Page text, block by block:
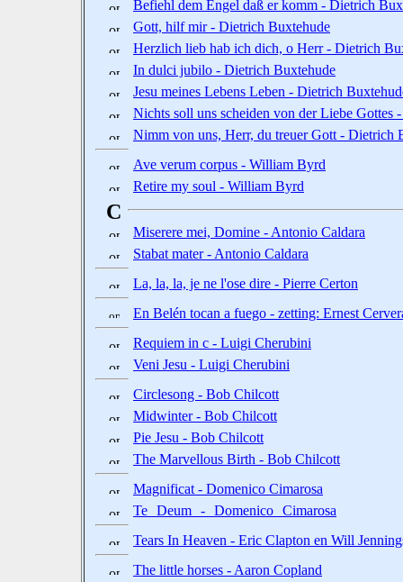
Befiehl dem Engel daß er komm - Dietrich
Gott, hilf mir - Dietrich Buxtehude
Herzlich lieb hab ich dich, o Herr - Dietrich
In dulci jubilo - Dietrich Buxtehude
Jesu meines Lebens Leben - Dietrich
Nichts soll uns scheiden von der Liebe Gottes
Nimm von uns, Herr, du treuer Gott - Dietrich
Ave verum corpus - William Byrd
Retire my soul - William Byrd
C
Miserere mei, Domine - Antonio Caldara
Stabat mater - Antonio Caldara
La, la, la, je ne l'ose dire - Pierre Certon
En Belén tocan a fuego - zetting: Ernest
Requiem in c - Luigi Cherubini
Veni Jesu - Luigi Cherubini
Circlesong - Bob Chilcott
Midwinter - Bob Chilcott
Pie Jesu - Bob Chilcott
The Marvellous Birth - Bob Chilcott
Magnificat - Domenico Cimarosa
Te Deum - Domenico Cimarosa
Tears In Heaven - Eric Clapton en Will
The little horses - Aaron Copland